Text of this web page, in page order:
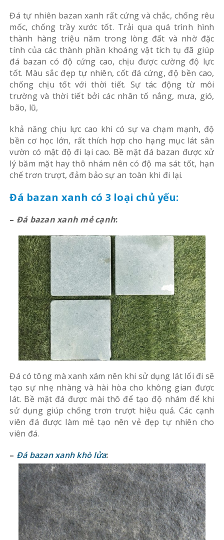
Đá tự nhiên bazan xanh rất cứng và chắc, chống rêu
mốc, chống trầy xước tốt. Trải qua quá trình hình
thành hàng triệu năm trong lòng đất và nhờ đặc
tính của các thành phần khoáng vật tích tụ đã giúp
đá bazan có độ cứng cao, chịu được cường độ lực
tốt. Màu sắc đẹp tự nhiên, cốt đá cứng, độ bền cao,
chống chịu tốt với thời tiết. Sự tác động từ môi
trường và thời tiết bởi các nhân tố nắng, mưa, gió,
bão, lũ,
khả năng chịu lực cao khi có sự va chạm mạnh, độ
bền cơ học lớn, rất thích hợp cho hạng mục lát sân
vườn có mật độ đi lại cao. Bề mặt đá bazan được xử
lý băm mặt hay thô nhám nên có độ ma sát tốt, hạn
chế trơn trượt, đảm bảo sự an toàn khi đi lại.
Đá bazan xanh có 3 loại chủ yếu:
– Đá bazan xanh mẻ cạnh:
Đá có tông mà xanh xám nên khi sử dụng lát lối đi sẽ
tạo sự nhẹ nhàng và hài hòa cho không gian được
lát. Bề mặt đá được mài thô để tạo độ nhám để khi
sử dụng giúp chống trơn trượt hiệu quả. Các cạnh
viên đá được làm mẻ tạo nên vẻ đẹp tự nhiên cho
viên đá.
– Đá bazan xanh khò lửa: